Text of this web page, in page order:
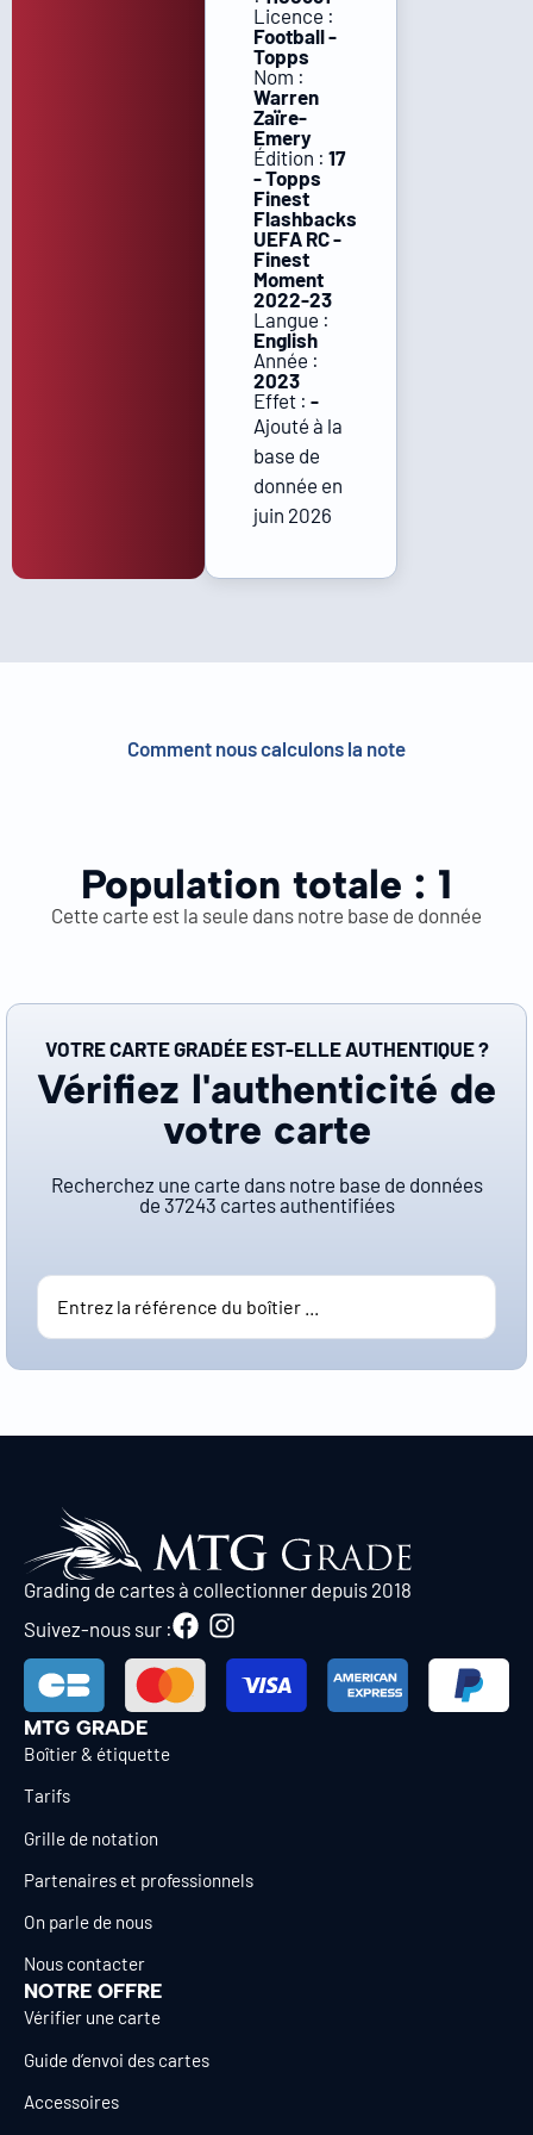
Licence :
Football -
Topps
Nom :
Warren
Zaïre-
Emery
Édition : 17
- Topps
Finest
Flashbacks
UEFA RC -
Finest
Moment
2022-23
Langue :
English
Année :
2023
Effet : -
Ajouté à la
base de
donnée en
juin 2026
Comment nous calculons la note
Population totale : 1
Cette carte est la seule dans notre base de donnée
VOTRE CARTE GRADÉE EST-ELLE AUTHENTIQUE ?
Vérifiez l'authenticité de
votre carte
Recherchez une carte dans notre base de données
de 37243 cartes authentifiées
Grading de cartes à collectionner depuis 2018
Suivez-nous sur :
MTG GRADE
Boîtier & étiquette
Tarifs
Grille de notation
Partenaires et professionnels
On parle de nous
Nous contacter
NOTRE OFFRE
Vérifier une carte
Guide d’envoi des cartes
Accessoires